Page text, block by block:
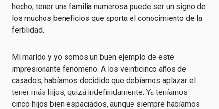
hecho, tener una familia numerosa puede ser un signo de
los muchos beneficios que aporta el conocimiento de la
fertilidad.
Mi marido y yo somos un buen ejemplo de este
impresionante fenómeno. A los veinticinco años de
casados, habíamos decidido que debíamos aplazar el
tener más hijos, quizá indefinidamente. Ya teníamos
cinco hijos bien espaciados, aunque siempre habíamos